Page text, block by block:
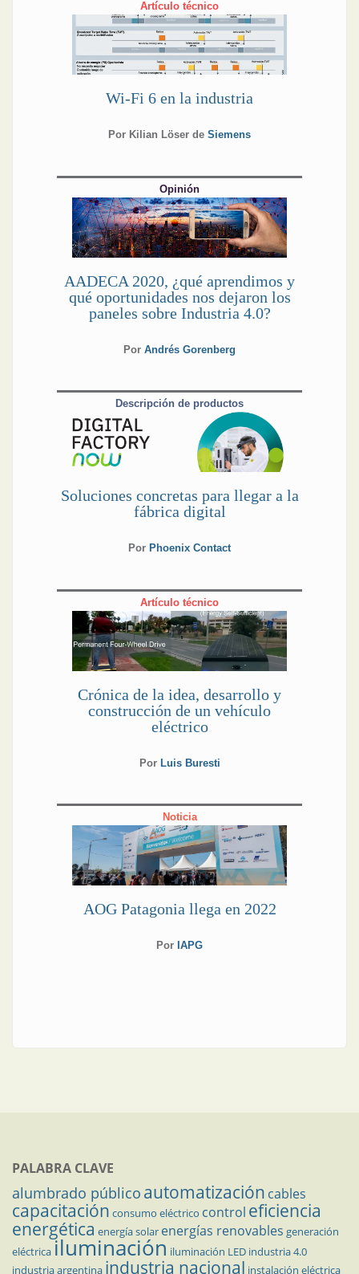
Artículo técnico
Wi-Fi 6 en la industria
Por Kilian Löser de Siemens
Opinión
AADECA 2020, ¿qué aprendimos y
qué oportunidades nos dejaron los
paneles sobre Industria 4.0?
Por Andrés Gorenberg
Descripción de productos
Soluciones concretas para llegar a la
fábrica digital
Por Phoenix Contact
Artículo técnico
Crónica de la idea, desarrollo y
construcción de un vehículo
eléctrico
Por Luis Buresti
Noticia
AOG Patagonia llega en 2022
Por IAPG
PALABRA CLAVE
alumbrado público automatización cables
capacitación consumo eléctrico control eficiencia
energética energía solar energías renovables generación
eléctricailuminación iluminación LED industria 4.0
industria argentina industria nacional instalación eléctrica